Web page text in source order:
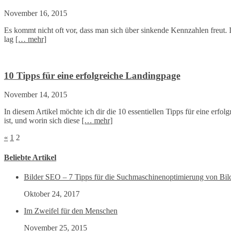
November 16, 2015
Es kommt nicht oft vor, dass man sich über sinkende Kennzahlen
lag [… mehr]
10 Tipps für eine erfolgreiche Landingpage
November 14, 2015
In diesem Artikel möchte ich dir die 10 essentiellen Tipps für eine
ist, und worin sich diese [… mehr]
« 1 2
Beliebte Artikel
Bilder SEO – 7 Tipps für die Suchmaschinenoptimierung von
Oktober 24, 2017
Im Zweifel für den Menschen
November 25, 2015